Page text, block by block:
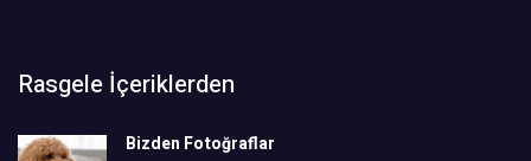
Rasgele İçeriklerden
Bizden Fotoğraflar